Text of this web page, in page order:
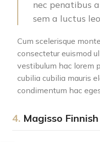
nec penatibus
sem a luctus
Cum scelerisque
consectetur euismod
vestibulum hac lorem
cubilia cubilia mauris
condimentum hac
4. Magisso